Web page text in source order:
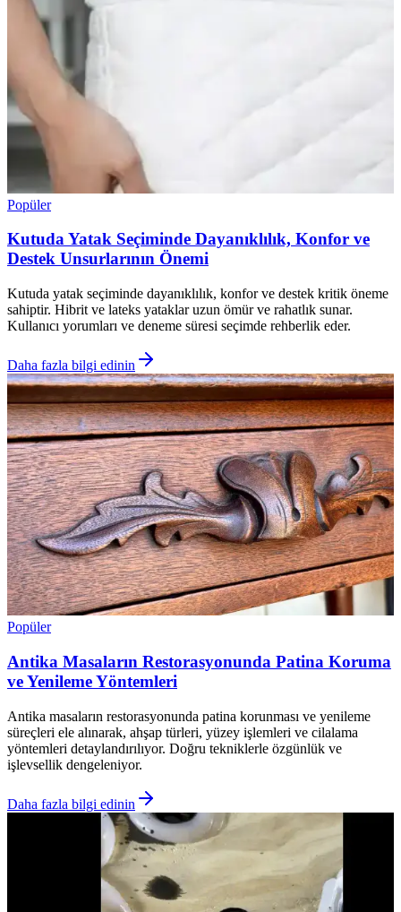
Popüler
Kutuda Yatak Seçiminde Dayanıklılık, Konfor ve
Destek Unsurlarının Önemi
Kutuda yatak seçiminde dayanıklılık, konfor ve destek kritik öneme
sahiptir. Hibrit ve lateks yataklar uzun ömür ve rahatlık sunar.
Kullanıcı yorumları ve deneme süresi seçimde rehberlik eder.
Daha fazla bilgi edinin
Popüler
Antika Masaların Restorasyonunda Patina Koruma
ve Yenileme Yöntemleri
Antika masaların restorasyonunda patina korunması ve yenileme
süreçleri ele alınarak, ahşap türleri, yüzey işlemleri ve cilalama
yöntemleri detaylandırılıyor. Doğru tekniklerle özgünlük ve
işlevsellik dengeleniyor.
Daha fazla bilgi edinin